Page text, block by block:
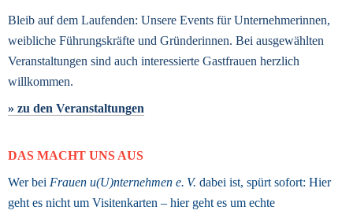
Bleib auf dem Laufenden: Unsere Events für Unternehmerinnen,
weibliche Führungskräfte und Gründerinnen. Bei ausgewählten
Veranstaltungen sind auch interessierte Gastfrauen herzlich
willkommen.
» zu den Veranstaltungen
DAS MACHT UNS AUS
Wer bei Frauen u(U)nternehmen e. V. dabei ist, spürt sofort: Hier
geht es nicht um Visitenkarten – hier geht es um echte